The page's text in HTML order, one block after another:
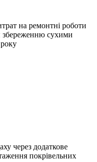
на ремонтні роботи
збереженню сухими
через додаткове
покрівельних